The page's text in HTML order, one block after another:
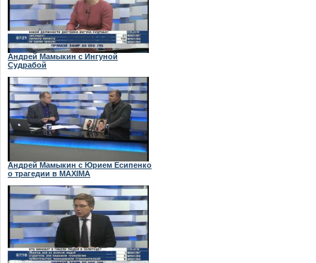
Андрей Мамыкин с Ингуной
Судрабой
Андрей Мамыкин с Юрием Есипенко
о трагедии в MAXIMA